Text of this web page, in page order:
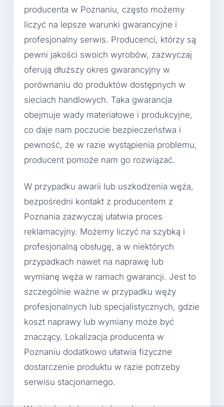
producenta w Poznaniu, często możemy
liczyć na lepsze warunki gwarancyjne i
profesjonalny serwis. Producenci, którzy są
pewni jakości swoich wyrobów, zazwyczaj
oferują dłuższy okres gwarancyjny w
porównaniu do produktów dostępnych w
sieciach handlowych. Taka gwarancja
obejmuje wady materiałowe i produkcyjne,
co daje nam poczucie bezpieczeństwa i
pewność, że w razie wystąpienia problemu,
producent pomoże nam go rozwiązać.
W przypadku awarii lub uszkodzenia węża,
bezpośredni kontakt z producentem z
Poznania zazwyczaj ułatwia proces
reklamacyjny. Możemy liczyć na szybką i
profesjonalną obsługę, a w niektórych
przypadkach nawet na naprawę lub
wymianę węża w ramach gwarancji. Jest to
szczególnie ważne w przypadku węży
profesjonalnych lub specjalistycznych, gdzie
koszt naprawy lub wymiany może być
znaczący. Lokalizacja producenta w
Poznaniu dodatkowo ułatwia fizyczne
dostarczenie produktu w razie potrzeby
serwisu stacjonarnego.